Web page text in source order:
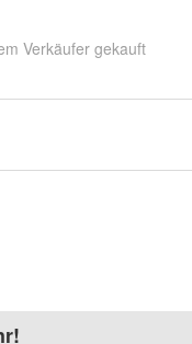
Verkäufer gekauft